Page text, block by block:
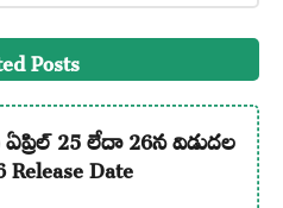
Posts
25 లేదా 26న విడుదల
Date